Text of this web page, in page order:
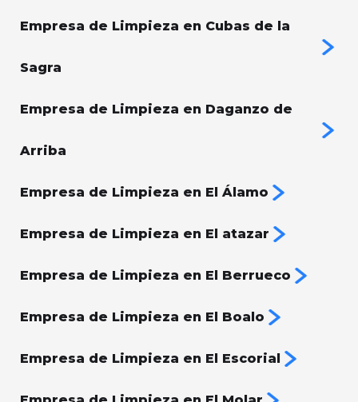
Empresa de Limpieza en Cubas de la
Sagra
Empresa de Limpieza en Daganzo de
Arriba
Empresa de Limpieza en El Álamo
Empresa de Limpieza en El atazar
Empresa de Limpieza en El Berrueco
Empresa de Limpieza en El Boalo
Empresa de Limpieza en El Escorial